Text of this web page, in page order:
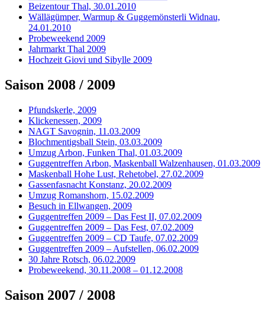
Beizentour Thal, 30.01.2010
Wällägümper, Warmup & Guggemönsterli Widnau,
24.01.2010
Probeweekend 2009
Jahrmarkt Thal 2009
Hochzeit Giovi und Sibylle 2009
Saison 2008 / 2009
Pfundskerle, 2009
Klickenessen, 2009
NAGT Savognin, 11.03.2009
Blochmentigsball Stein, 03.03.2009
Umzug Arbon, Funken Thal, 01.03.2009
Guggentreffen Arbon, Maskenball Walzenhausen, 01.03.2009
Maskenball Hohe Lust, Rehetobel, 27.02.2009
Gassenfasnacht Konstanz, 20.02.2009
Umzug Romanshorn, 15.02.2009
Besuch in Ellwangen, 2009
Guggentreffen 2009 – Das Fest II, 07.02.2009
Guggentreffen 2009 – Das Fest, 07.02.2009
Guggentreffen 2009 – CD Taufe, 07.02.2009
Guggentreffen 2009 – Aufstellen, 06.02.2009
30 Jahre Rotsch, 06.02.2009
Probeweekend, 30.11.2008 – 01.12.2008
Saison 2007 / 2008